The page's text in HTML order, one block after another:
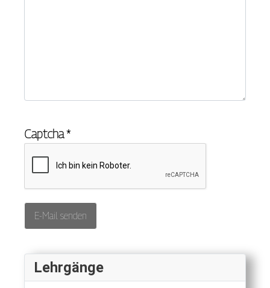
Captcha*
E-Mail senden
Lehrgänge